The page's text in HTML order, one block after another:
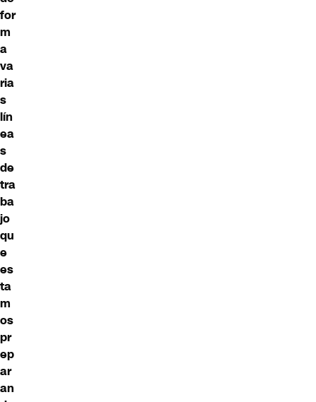
for
m
a
va
ria
s
lín
ea
s
de
tra
ba
jo
qu
e
es
ta
m
os
pr
ep
ar
an